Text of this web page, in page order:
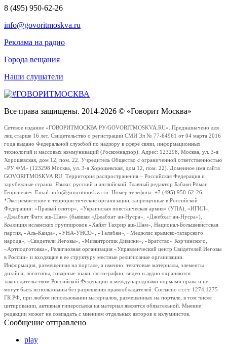
8 (495) 950-62-26
info@govoritmoskva.ru
Реклама на радио
Города вещания
Наши слушатели
Все права защищены. 2014-2026 © «Говорит Москва»
Сетевое издание «ГОВОРИТМОСКВА.РУ/GOVORITMOSKVA.RU». Предназначено для
лиц старше 16 лет. Свидетельство о регистрации СМИ Эл № 77-64961 от 04 марта 2016
года выдано Федеральной службой по надзору в сфере связи, информационных
технологий и массовых коммуникаций (Роскомнадзор). Адрес: 123298, Москва, ул. 3-я
Хорошевская, дом 12, пом. 22. Учредитель Общество с ограниченной ответственностью
«РУ ФМ» (123298 Москва, ул. 3-я Хорошевская, дом 12, пом. 22). Доменное имя сайта
GOVORITMOSKVA.RU. Территория распространения – Российская Федерация и
зарубежные страны. Языки: русский и английский. Главный редактор Бабаян Роман
Георгиевич. Email: info@govoritmoskva.ru. Номер телефона: +7 (495) 950-62-26
*Экстремистские и террористические организации, запрещенные в Российской
Федерации: «Правый сектор», «Украинская повстанческая армия» (УПА), «ИГИЛ»,
«Джабхат Фатх аш-Шам» (бывшая «Джабхат ан-Нусра», «Джебхат ан-Нусра»),
Коалиция исламских группировок «Хайят Тахрир аш-Шам», Национал-Большевистская
партия, «Аль-Каида», «УНА-УНСО», «Талибан», «Меджлис крымско-татарского
народа», «Свидетели Иеговы», «Мизантропик Дивижн», «Братство» Корчинского,
«Артподготовка», Религиозная организация «Управленческий центр Свидетелей Иеговы
в России» и входящие в ее структуру местные религиозные организации.
Информация, размещенная на портале, а именно: текстовые материалы, элементы
дизайна, логотипы, товарные знаки, фотографии, видео и аудио охраняются
законодательством Российской Федерации и международными нормами права и не
могут быть использованы без разрешения правообладателей. Согласно ст.ст. 1274,1275
ГК РФ, при любом использовании материалов, размещенных на портале, в том числе
цитировании, активная гиперссылка на материал является обязательной. Мнение
редакции может не совпадать с мнением отдельных авторов и колумнистов.
Сообщение отправлено
play